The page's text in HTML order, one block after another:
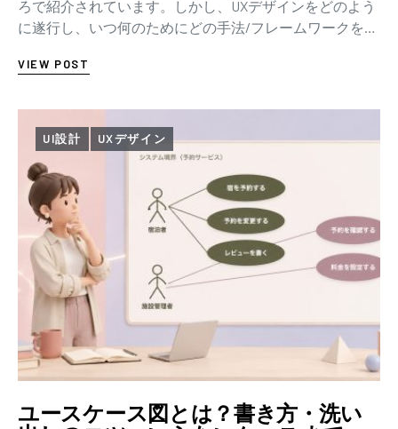
ろで紹介されています。しかし、UXデザインをどのよう
に遂行し、いつ何のためにどの手法/フレームワークを活
VIEW POST
UI設計 UXデザイン
ユースケース図とは？書き方・洗い